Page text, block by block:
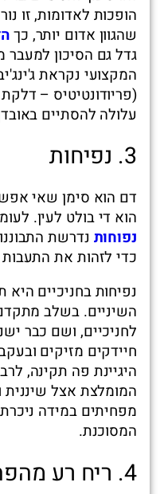
הופכות לאדומות, זו
שהגוון אדום יותר, כך
גדל גם הסיכון למעבר
המקצועי נקראת
(פריודונטיטיס –
עלולה להסתיים
3. נפיחות
דם הוא סימן שאי
הוא די בולט לעין.
נפוחות נדרשת
כדי לזהות את
נפיחות בחניכיים
השיניים. בשלב
לחניכיים, ושם כבר
חיידקים מזיקים
היגיינת פה תקינה,
המומלצת אצל שיננית
מפחיתים במידה
המסוכנת.
4. ריח רע מהפה